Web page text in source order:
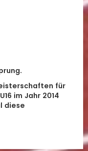
für
im Jahr 2014
diese